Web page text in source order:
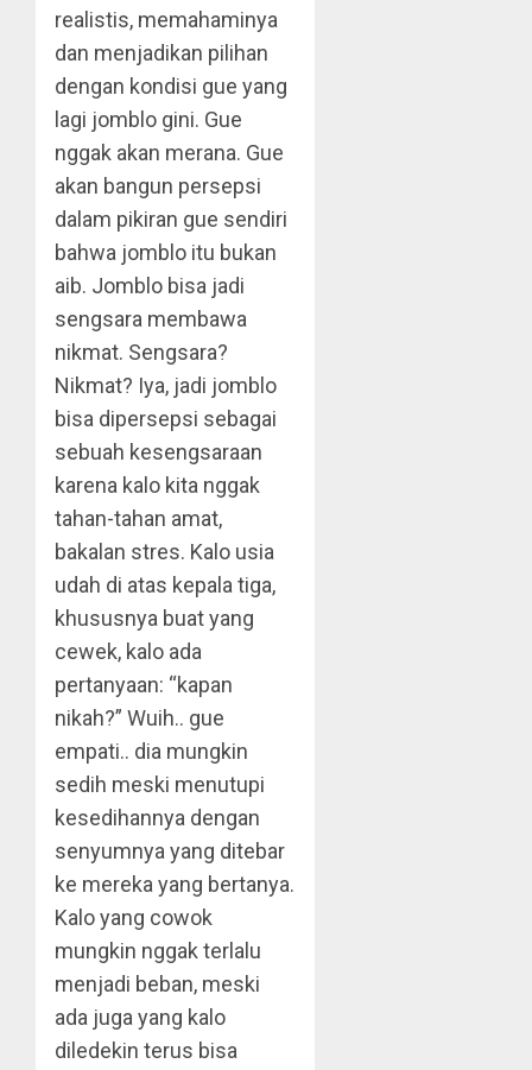
realistis, memahaminya
dan menjadikan pilihan
dengan kondisi gue yang
lagi jomblo gini. Gue
nggak akan merana. Gue
akan bangun persepsi
dalam pikiran gue sendiri
bahwa jomblo itu bukan
aib. Jomblo bisa jadi
sengsara membawa
nikmat. Sengsara?
Nikmat? Iya, jadi jomblo
bisa dipersepsi sebagai
sebuah kesengsaraan
karena kalo kita nggak
tahan-tahan amat,
bakalan stres. Kalo usia
udah di atas kepala tiga,
khususnya buat yang
cewek, kalo ada
pertanyaan: “kapan
nikah?” Wuih.. gue
empati.. dia mungkin
sedih meski menutupi
kesedihannya dengan
senyumnya yang ditebar
ke mereka yang bertanya.
Kalo yang cowok
mungkin nggak terlalu
menjadi beban, meski
ada juga yang kalo
diledekin terus bisa